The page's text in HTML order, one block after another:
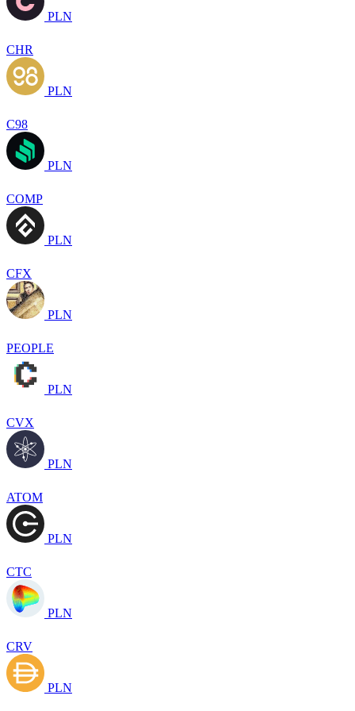
PLN
CHR
PLN
C98
PLN
COMP
PLN
CFX
PLN
PEOPLE
PLN
CVX
PLN
ATOM
PLN
CTC
PLN
CRV
PLN